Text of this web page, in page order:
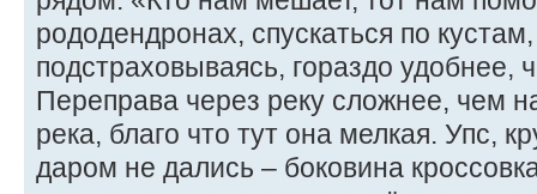
рододендронах, спускаться по
подстраховываясь, гораздо удобнее,
Переправа через реку сложнее, чем
река, благо что тут она мелкая. Упс,
даром не дались – боковина